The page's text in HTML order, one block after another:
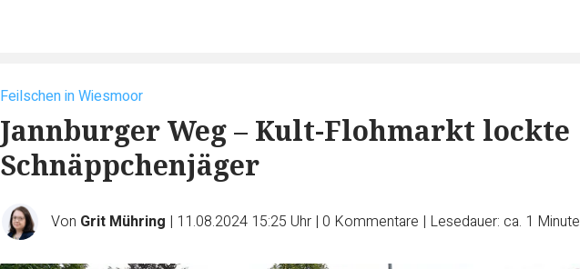
Feilschen in Wiesmoor
Jannburger Weg – Kult-Flohmarkt lockte
Schnäppchenjäger
Von Grit Mühring | 11.08.2024 15:25 Uhr | 0 Kommentare | Lesedauer: ca. 1 Minute